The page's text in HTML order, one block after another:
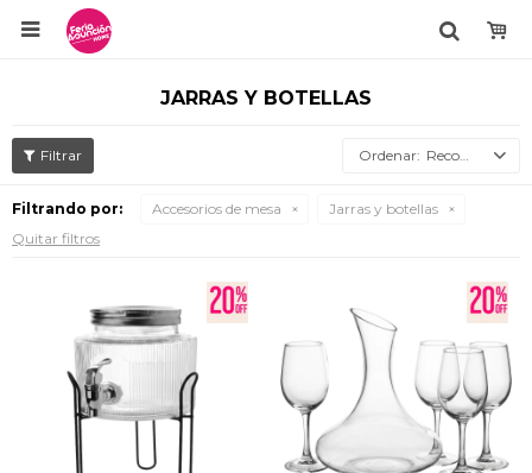

JARRAS Y BOTELLAS
Recomendados
Filtrando por: Accesorios de mesa
Jarras y botellas
Quitar filtros